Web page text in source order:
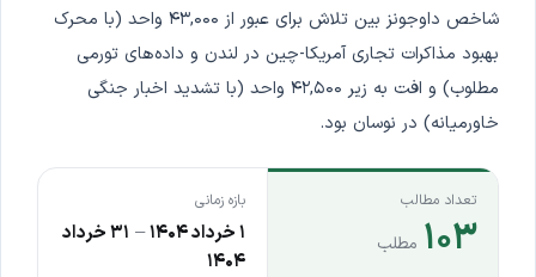
شاخص داوجونز بین تلاش برای عبور از ۴۳,۰۰۰ واحد (با محرک
بهبود مذاکرات تجاری آمریکا-چین در لندن و داده‌های تورمی
مطلوب) و افت به زیر ۴۲,۵۰۰ واحد (با تشدید اخبار جنگی
خاورمیانه) در نوسان بود.
تعداد مطالب
۱۰۳ مطلب
بازه زمانی
۱ خرداد ۱۴۰۴ –
۳۱ خرداد
۱۴۰۴